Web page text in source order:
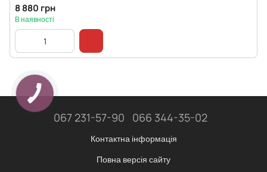
8 880 грн
В наявності
067 231-57-90 066 344-35-02
Контактна інформація
Повна версія сайту